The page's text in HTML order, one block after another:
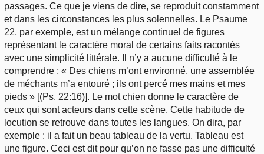
passages. Ce que je viens de dire, se reproduit constamment
et dans les circonstances les plus solennelles. Le Psaume
22, par exemple, est un mélange continuel de figures
représentant le caractère moral de certains faits racontés
avec une simplicité littérale. Il n’y a aucune difficulté à le
comprendre ; « Des chiens m’ont environné, une assemblée
de méchants m’a entouré ; ils ont percé mes mains et mes
pieds » [(Ps. 22:16)]. Le mot chien donne le caractère de
ceux qui sont acteurs dans cette scène. Cette habitude de
locution se retrouve dans toutes les langues. On dira, par
exemple : il a fait un beau tableau de la vertu. Tableau est
une figure. Ceci est dit pour qu’on ne fasse pas une difficulté